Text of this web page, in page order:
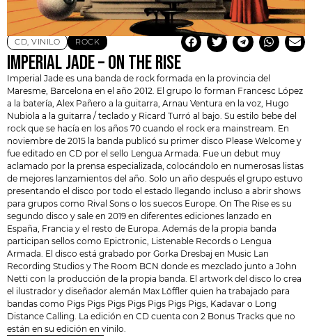
CD, VINILO ROCK
IMPERIAL JADE – ON THE RISE
Imperial Jade es una banda de rock formada en la provincia del
Maresme, Barcelona en el año 2012. El grupo lo forman Francesc López
a la batería, Alex Pañero a la guitarra, Arnau Ventura en la voz, Hugo
Nubiola a la guitarra / teclado y Ricard Turró al bajo. Su estilo bebe del
rock que se hacía en los años 70 cuando el rock era mainstream. En
noviembre de 2015 la banda publicó su primer disco Please Welcome y
fue editado en CD por el sello Lengua Armada . Fue un debut muy
aclamado por la prensa especializada, colocándolo en numerosas listas
de mejores lanzamientos del año. Solo un año después el grupo estuvo
presentando el disco por todo el estado llegando incluso a abrir shows
para grupos como Rival Sons o los suecos Europe. On The Rise es su
segundo disco y sale en 2019 en diferentes ediciones lanzado en
España, Francia y el resto de Europa. Además de la propia banda
participan sellos como Epictronic, Listenable Records o Lengua
Armada. El disco está grabado por Gorka Dresbaj en Music Lan
Recording Studios y The Room BCN donde es mezclado junto a John
Netti con la producción de la propia banda. El artwork del disco lo crea
el ilustrador y diseñador alemán Max Löffler quien ha trabajado para
bandas como Pigs Pigs Pigs Pigs Pigs Pigs Pigs, Kadavar o Long
Distance Calling. La edición en CD cuenta con 2 Bonus Tracks que no
están en su edición en vinilo.